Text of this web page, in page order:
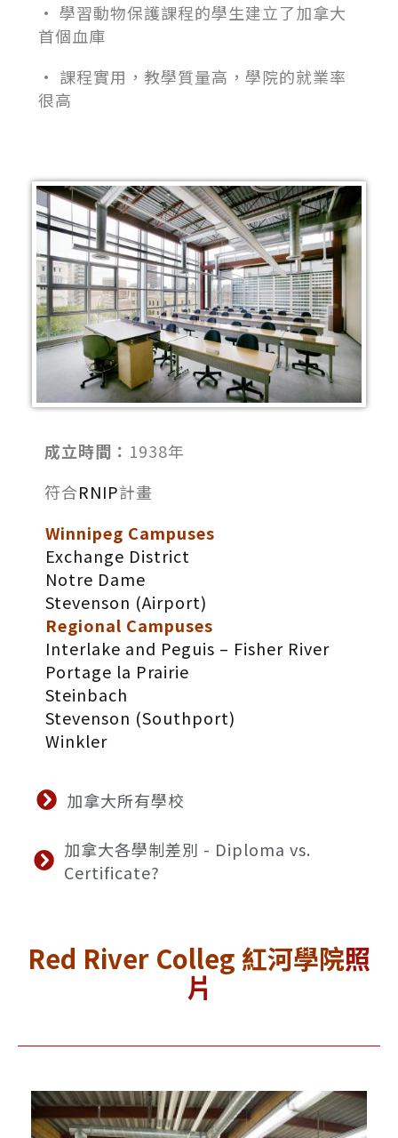
• 學習動物保護課程的學生建立了加拿大
首個血庫
• 課程實用，教學質量高，學院的就業率
很高
成立時間： 1938年
符合RNIP計畫
Winnipeg Campuses
Exchange District
Notre Dame
Stevenson (Airport)
Regional Campuses
Interlake and Peguis – Fisher River
Portage la Prairie
Steinbach
Stevenson (Southport)
Winkler
加拿大所有學校
加拿大各學制差別 - Diploma vs.
Certificate?
Red River Colleg 紅河學院照
片